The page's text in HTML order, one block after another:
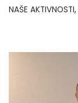
NAŠE AKTIVNOSTI,